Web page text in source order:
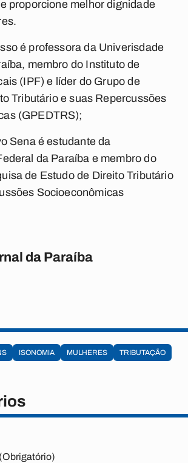
proporcione melhor dignidade
é professora da Univerisdade
membro do Instituto de
(IPF) e líder do Grupo de
Tributário e suas Repercussões
(GPEDTRS);
Sena é estudante da
da Paraíba e membro do
de Estudo de Direito Tributário
Socioeconômicas
da Paraíba
ISONOMIA MULHERES TRIBUTAÇÃO